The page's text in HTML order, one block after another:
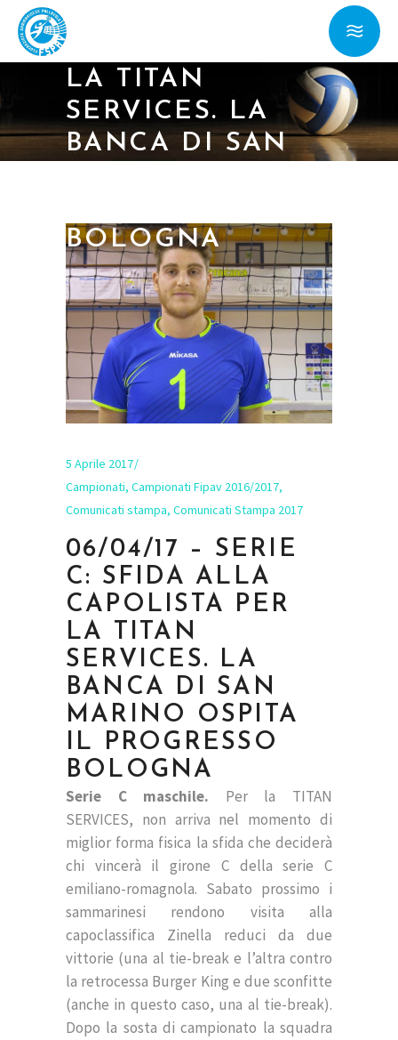
LA TITAN
SERVICES. LA
BANCA DI SAN
BOLOGNA
5 Aprile 2017
Campionati, Campionati Fipav 2016/2017,
Comunicati stampa, Comunicati Stampa 2017
06/04/17 – SERIE
C: SFIDA ALLA
CAPOLISTA PER
LA TITAN
SERVICES. LA
BANCA DI SAN
MARINO OSPITA
IL PROGRESSO
BOLOGNA
Serie C maschile. Per la TITAN
SERVICES, non arriva nel momento di
miglior forma fisica la sfida che deciderà
chi vincerà il girone C della serie C
emiliano-romagnola. Sabato prossimo i
sammarinesi rendono visita alla
capoclassifica Zinella reduci da due
vittorie (una al tie-break e l’altra contro
la retrocessa Burger King e due sconfitte
(anche in questo caso, una al tie-break).
Dopo la sosta di campionato la squadra